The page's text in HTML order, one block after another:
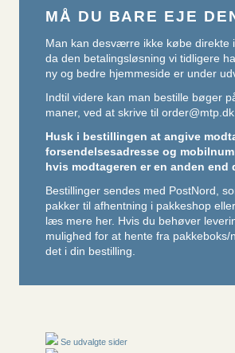
MÅ DU BARE EJE
Man kan desværre ikke købe direkte
da den betalingsløsning vi tidligere
ny og bedre hjemmeside er under
Indtil videre kan man bestille bøger
maner, ved at skrive til order@mtp.dk
Husk i bestillingen at angive
forsendelsesadresse og
hvis modtageren er en anden end
Bestillinger sendes med PostNord,
pakker til afhentning i pakkeshop
læs mere her. Hvis du behøver
mulighed for at hente fra
det i din bestilling.
Se udvalgte sider